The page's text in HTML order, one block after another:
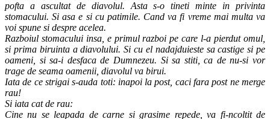
pofta a ascultat de diavolul. Asta s-o tineti minte in privinta
stomacului. Si asa e si cu patimile. Cand va fi vreme mai multa va
voi spune si despre acelea.
Razboiul stomacului insa, e primul razboi pe care l-a pierdut omul,
si prima biruinta a diavolului. Si cu el nadajduieste sa castige si pe
oameni, si sa-i desfaca de Dumnezeu. Si sa stiti, ca de nu-si vor
trage de seama oamenii, diavolul va birui.
Iata de ce strigai s-auda toti: inapoi la post, caci fara post ne merge
rau!
Si iata cat de rau:
Cine nu se leapada de carne si grasime repede, va fi-ncoltit de